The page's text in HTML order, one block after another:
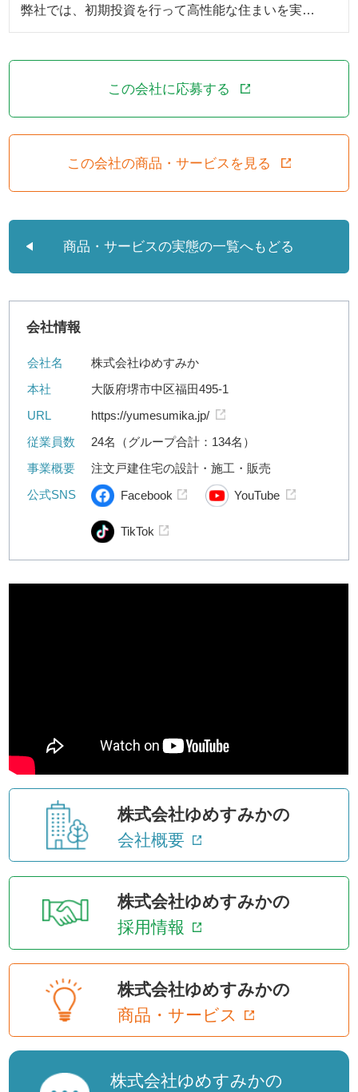
弊社では、初期投資を行って高性能な住まいを実…
この会社に応募する
この会社の商品・サービスを見る
商品・サービスの実態の一覧へもどる
会社情報
会社名
株式会社ゆめすみか
本社
大阪府堺市中区福田495-1
URL
https://yumesumika.jp/
従業員数
24名（グループ合計：134名）
事業概要
注文戸建住宅の設計・施工・販売
公式SNS
Facebook YouTube
TikTok
株式会社ゆめすみかの
会社概要
株式会社ゆめすみかの
採用情報
株式会社ゆめすみかの
商品・サービス
株式会社ゆめすみかの